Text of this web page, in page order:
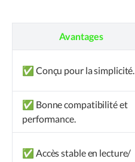
Avantages
✅ Conçu pour la simplicité.
✅ Bonne compatibilité et
performance.
✅ Accès stable en lecture/